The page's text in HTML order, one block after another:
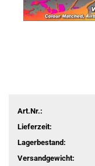
Art.Nr.:
Lieferzeit:
Lagerbestand:
Versandgewicht: